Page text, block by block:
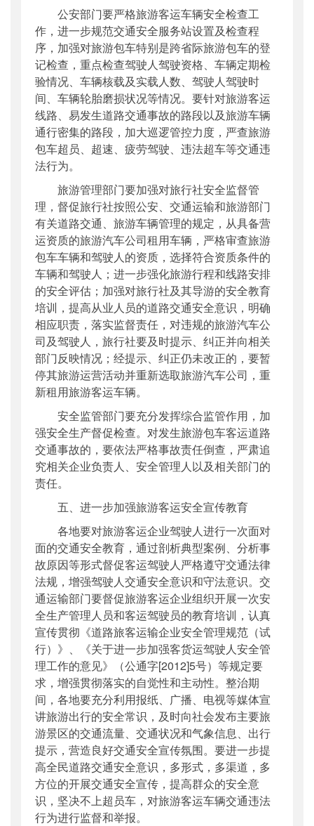
公安部门要严格旅游客运车辆安全检查工
作，进一步规范交通安全服务站设置及检查程
序，加强对旅游包车特别是跨省际旅游包车的登
记检查，重点检查驾驶人驾驶资格、车辆定期检
验情况、车辆核载及实载人数、驾驶人驾驶时
间、车辆轮胎磨损状况等情况。要针对旅游客运
线路、易发生道路交通事故的路段以及旅游车辆
通行密集的路段，加大巡逻管控力度，严查旅游
包车超员、超速、疲劳驾驶、违法超车等交通违
法行为。
旅游管理部门要加强对旅行社安全监督管
理，督促旅行社按照公安、交通运输和旅游部门
有关道路交通、旅游车辆管理的规定，从具备营
运资质的旅游汽车公司租用车辆，严格审查旅游
包车车辆和驾驶人的资质，选择符合资质条件的
车辆和驾驶人；进一步强化旅游行程和线路安排
的安全评估；加强对旅行社及其导游的安全教育
培训，提高从业人员的道路交通安全意识，明确
相应职责，落实监督责任，对违规的旅游汽车公
司及驾驶人，旅行社要及时提示、纠正并向相关
部门反映情况；经提示、纠正仍未改正的，要暂
停其旅游运营活动并重新选取旅游汽车公司，重
新租用旅游客运车辆。
安全监管部门要充分发挥综合监管作用，加
强安全生产督促检查。对发生旅游包车客运道路
交通事故的，要依法严格事故责任倒查，严肃追
究相关企业负责人、安全管理人以及相关部门的
责任。
五、进一步加强旅游客运安全宣传教育
各地要对旅游客运企业驾驶人进行一次面对
面的交通安全教育，通过剖析典型案例、分析事
故原因等形式督促客运驾驶人严格遵守交通法律
法规，增强驾驶人交通安全意识和守法意识。交
通运输部门要督促旅游客运企业组织开展一次安
全生产管理人员和客运驾驶员的教育培训，认真
宣传贯彻《道路旅客运输企业安全管理规范（试
行）》、《关于进一步加强客货运驾驶人安全管
理工作的意见》（公通字[2012]5号）等规定要
求，增强贯彻落实的自觉性和主动性。整治期
间，各地要充分利用报纸、广播、电视等媒体宣
讲旅游出行的安全常识，及时向社会发布主要旅
游景区的交通流量、交通状况和气象信息、出行
提示，营造良好交通安全宣传氛围。要进一步提
高全民道路交通安全意识，多形式，多渠道，多
方位的开展交通安全宣传，提高群众的安全意
识，坚决不上超员车，对旅游客运车辆交通违法
行为进行监督和举报。